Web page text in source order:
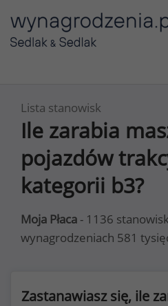
Lista stanowisk
Ile zarabia
pojazdów
kategorii b3?
Moja Płaca - 1136
wynagrodzeniach 581
Zastanawiasz się, ile